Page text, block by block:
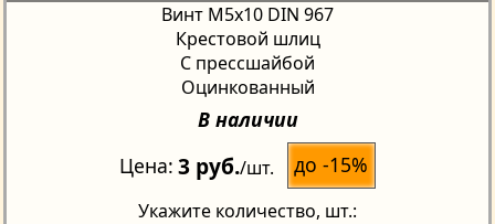
Винт М5х10 DIN 967
Крестовой шлиц
С прессшайбой
Оцинкованный
В наличии
Цена 3 руб./шт. до -15%
Укажите количество, шт.: